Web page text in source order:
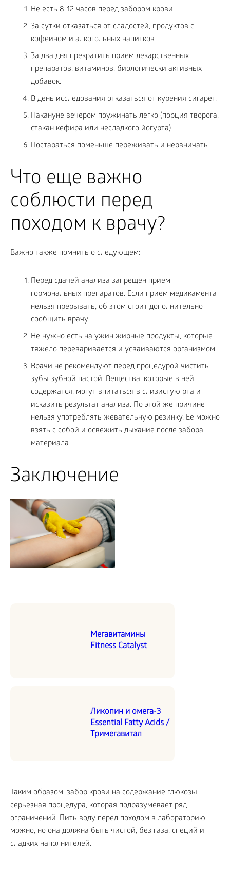
Не есть 8-12 часов перед забором крови.
За сутки отказаться от сладостей, продуктов с
кофеином и алкогольных напитков.
За два дня прекратить прием лекарственных
препаратов, витаминов, биологически активных
добавок.
В день исследования отказаться от курения сигарет.
Накануне вечером поужинать легко (порция творога,
стакан кефира или несладкого йогурта).
Постараться поменьше переживать и нервничать.
Что еще важно
соблюсти перед
походом к врачу?
Важно также помнить о следующем:
Перед сдачей анализа запрещен прием
гормональных препаратов. Если прием медикамента
нельзя прерывать, об этом стоит дополнительно
сообщить врачу.
Не нужно есть на ужин жирные продукты, которые
тяжело переваривается и усваиваются организмом.
Врачи не рекомендуют перед процедурой чистить
зубы зубной пастой. Вещества, которые в ней
содержатся, могут впитаться в слизистую рта и
исказить результат анализа. По этой же причине
нельзя употреблять жевательную резинку. Ее можно
взять с собой и освежить дыхание после забора
материала.
Заключение
Мегавитамины
Fitness Catalyst
Ликопин и омега-3
Essential Fatty Acids /
Тримегавитал
Таким образом, забор крови на содержание глюкозы –
серьезная процедура, которая подразумевает ряд
ограничений. Пить воду перед походом в лабораторию
можно, но она должна быть чистой, без газа, специй и
сладких наполнителей.